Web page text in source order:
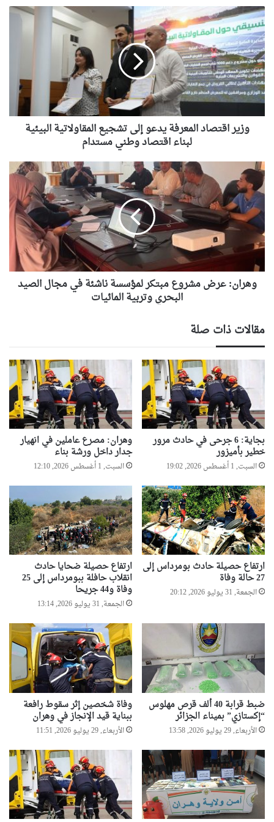
وزير
اقتصاد
المعرفة
يدعو
إلى
تشجيع
المقاولاتية
البيئية
لبناء
اقتصادوزير اقتصاد المعرفة يدعو إلى تشجيع المقاولاتية البيئية
لبناء اقتصاد وطني مستدام
وهران:
عرض
مشروع
مبتكر
لمؤسسة
ناشئة
في
مجال
الصيد
البحري
وهران: عرض مشروع مبتكر لمؤسسة ناشئة في مجال الصيد
البحري وتربية المائيات
مقالات ذات صلة
بجاية: 6 جرحى في حادث مرور
خطير بأميزور
السبت, 1 أغسطس 2026, 19:02
وهران: مصرع عاملين في انهيار
جدار داخل ورشة بناء
السبت, 1 أغسطس 2026, 12:10
ارتفاع حصيلة حادث بومرداس إلى
27 حالة وفاة
الجمعة, 31 يوليو 2026, 20:12
ارتفاع حصيلة ضحايا حادث
انقلاب حافلة ببومرداس إلى 25
وفاة و44 جريحا
الجمعة, 31 يوليو 2026, 13:14
ضبط قرابة 40 ألف قرص مهلوس
“إكستازي” بميناء الجزائر
الأربعاء, 29 يوليو 2026, 13:58
وفاة شخصين إثر سقوط رافعة
ببناية قيد الإنجاز في وهران
الأربعاء, 29 يوليو 2026, 11:51